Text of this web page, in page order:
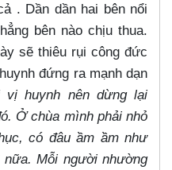
. Dần dần hai bên nổi
bên nào chịu thua.
sẽ thiêu rụi công đức
đứng ra mạnh dạn
vị huynh nên dừng lại
Ở chùa mình phải nhỏ
có đâu ầm ầm như
Mỗi người nhường